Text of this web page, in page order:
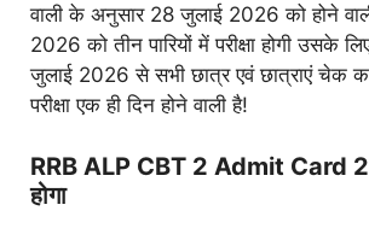
वाली के अनुसार 28 जुलाई 2026 को होने
2026 को तीन पारियों में परीक्षा होगी उसके
जुलाई 2026 से सभी छात्र एवं छात्राएं चेक
परीक्षा एक ही दिन होने वाली है!
RRB ALP CBT 2 Admit Card
होगा